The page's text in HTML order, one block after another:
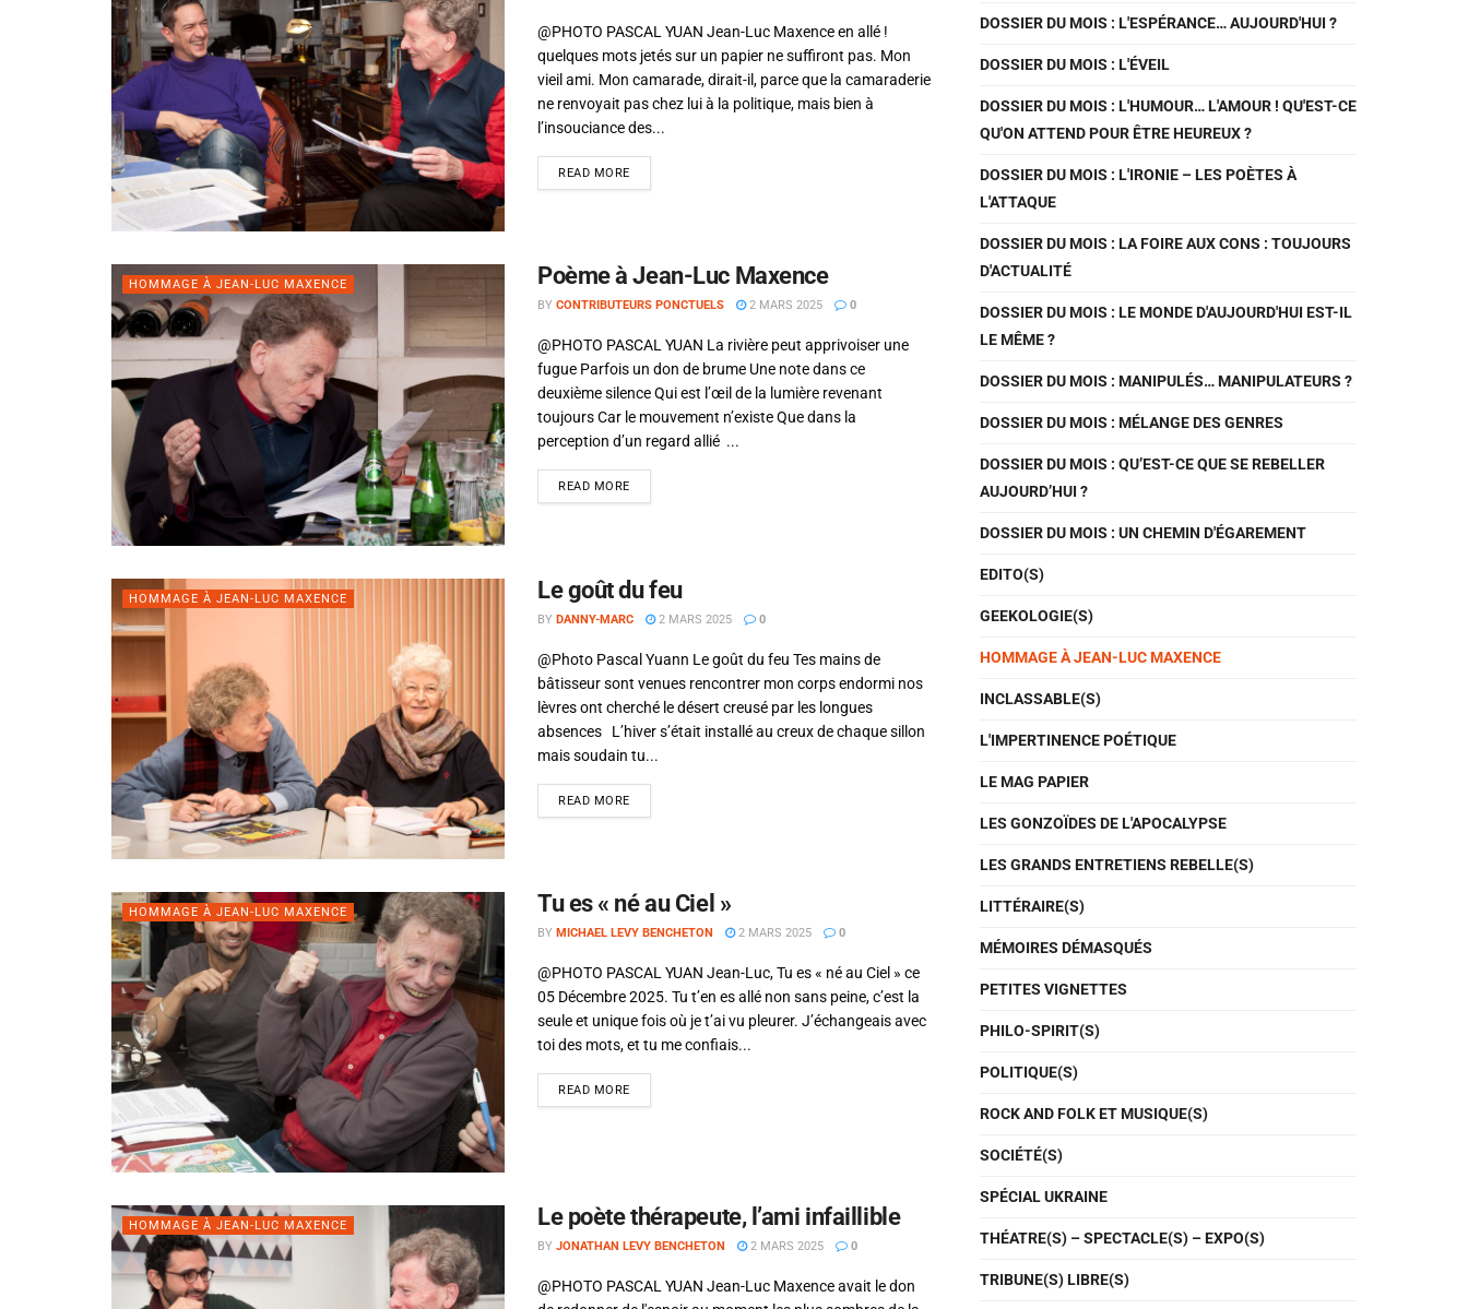
@PHOTO PASCAL YUAN Jean-Luc Maxence en allé !
quelques mots jetés sur un papier ne suffiront pas. Mon
vieil ami. Mon camarade, dirait-il, parce que la camaraderie
ne renvoyait pas chez lui à la politique, mais bien à
l’insouciance des...
READ MORE
HOMMAGE À JEAN-LUC MAXENCE Poème à Jean-Luc Maxence
BY CONTRIBUTEURS PONCTUELS 2 MARS 2025 0
@PHOTO PASCAL YUAN La rivière peut apprivoiser une
fugue Parfois un don de brume Une note dans ce
deuxième silence Qui est l’œil de la lumière revenant
toujours Car le mouvement n’existe Que dans la
perception d’un regard allié ...
READ MORE
HOMMAGE À JEAN-LUC MAXENCE Le goût du feu
BY DANNY-MARC 2 MARS 2025 0
@Photo Pascal Yuann Le goût du feu Tes mains de
bâtisseur sont venues rencontrer mon corps endormi nos
lèvres ont cherché le désert creusé par les longues
absences L’hiver s’était installé au creux de chaque sillon
mais soudain tu...
READ MORE
HOMMAGE À JEAN-LUC MAXENCE Tu es « né au Ciel »
BY MICHAEL LEVY BENCHETON 2 MARS 2025 0
@PHOTO PASCAL YUAN Jean-Luc, Tu es « né au Ciel » ce
05 Décembre 2025. Tu t’en es allé non sans peine, c’est la
seule et unique fois où je t’ai vu pleurer. J’échangeais avec
toi des mots, et tu me confiais...
READ MORE
HOMMAGE À JEAN-LUC MAXENCE Le poète thérapeute, l’ami infaillible
BY JONATHAN LEVY BENCHETON 2 MARS 2025 0
@PHOTO PASCAL YUAN Jean-Luc Maxence avait le don
DOSSIER DU MOIS : L'ESPÉRANCE… AUJOURD'HUI ?
DOSSIER DU MOIS : L'ÉVEIL
DOSSIER DU MOIS : L'HUMOUR… L'AMOUR ! QU'EST-CE
QU'ON ATTEND POUR ÊTRE HEUREUX ?
DOSSIER DU MOIS : L'IRONIE – LES POÈTES À
L'ATTAQUE
DOSSIER DU MOIS : LA FOIRE AUX CONS : TOUJOURS
D'ACTUALITÉ
DOSSIER DU MOIS : LE MONDE D'AUJOURD'HUI EST-IL
LE MÊME ?
DOSSIER DU MOIS : MANIPULÉS… MANIPULATEURS ?
DOSSIER DU MOIS : MÉLANGE DES GENRES
DOSSIER DU MOIS : QU’EST-CE QUE SE REBELLER
AUJOURD’HUI ?
DOSSIER DU MOIS : UN CHEMIN D'ÉGAREMENT
EDITO(S)
GEEKOLOGIE(S)
HOMMAGE À JEAN-LUC MAXENCE
INCLASSABLE(S)
L'IMPERTINENCE POÉTIQUE
LE MAG PAPIER
LES GONZOÏDES DE L'APOCALYPSE
LES GRANDS ENTRETIENS REBELLE(S)
LITTÉRAIRE(S)
MÉMOIRES DÉMASQUÉS
PETITES VIGNETTES
PHILO-SPIRIT(S)
POLITIQUE(S)
ROCK AND FOLK ET MUSIQUE(S)
SOCIÉTÉ(S)
SPÉCIAL UKRAINE
THÉATRE(S) – SPECTACLE(S) – EXPO(S)
TRIBUNE(S) LIBRE(S)